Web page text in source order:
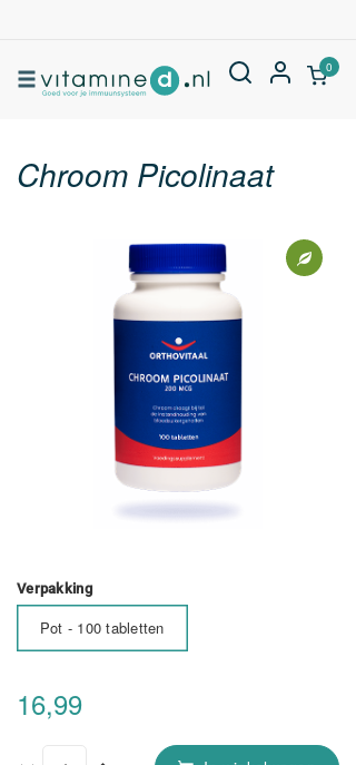
0
Chroom Picolinaat
Verpakking
Pot - 100 tabletten
16,99